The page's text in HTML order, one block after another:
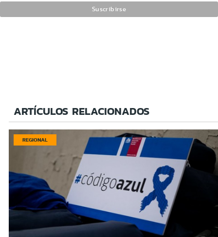
ARTÍCULOS RELACIONADOS
REGIONAL